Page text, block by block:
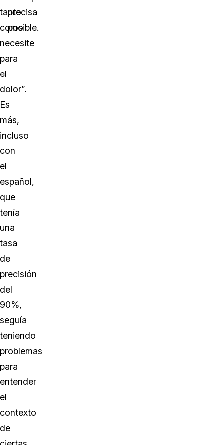
tanto
como
necesite
para
el
dolor”.
Es
más,
incluso
con
el
español,
que
tenía
una
tasa
de
precisión
del
90%,
seguía
teniendo
problemas
para
entender
el
contexto
de
precisa
posible.